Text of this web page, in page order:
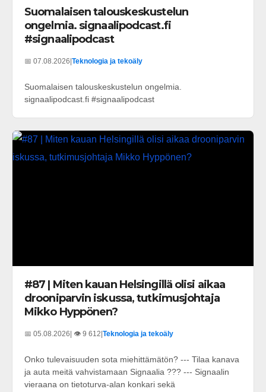
Suomalaisen talouskeskustelun
ongelmia. signaalipodcast.fi
#signaalipodcast
📅 07.08.2026|Teknologia ja tekoäly
Suomalaisen talouskeskustelun ongelmia.
signaalipodcast.fi #signaalipodcast
#87 | Miten kauan Helsingillä olisi aikaa
drooniparvin iskussa, tutkimusjohtaja
Mikko Hyppönen?
📅 05.08.2026 | 👁️ 9 612 Teknologia ja tekoäly
Onko tulevaisuuden sota miehittämätön? --- Tilaa kanava
ja auta meitä vahvistamaan Signaalia ??? --- Signaalin
vieraana on tietoturva-alan konkari sekä